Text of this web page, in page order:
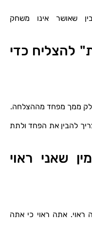
שאושר אינו משחק
להצליח כדי
ממך מפחד מההצלחה.
להבין את הפחד ולתת
שאני ראוי
אתה ראוי כי אתה